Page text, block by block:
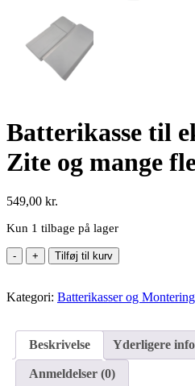
Batterikasse til
Zite og mange
549,00 kr.
Kun 1 tilbage på lager
Batterikasse
til
Amlad,
og
flere
Tilføj til kurv
Kategori: Batterikasser og Montering
Beskrivelse Yderligere
Anmeldelser (0)